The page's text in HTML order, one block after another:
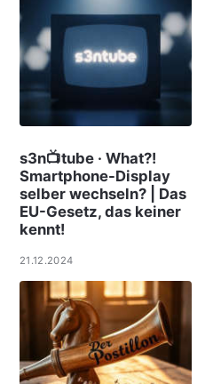
s3n📺tube · What?!
Smartphone-Display
selber wechseln? | Das
EU-Gesetz, das keiner
kennt!
21.12.2024